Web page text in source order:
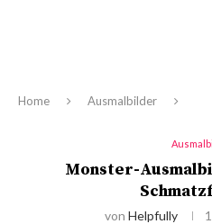
Home Ausmalbilder
Monster-
von Helpfully